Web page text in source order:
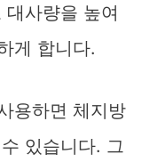
사량을 높여
게 합니다.
용하면 체지방
있습니다. 그